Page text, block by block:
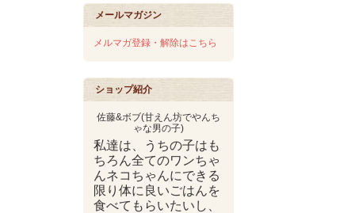
メールマガジン
メルマガ登録・解除はこちら
ショップ紹介
佐藤&ボブ(甘えん坊でやんち
ゃな男の子)
私達は、うちの子はも
ちろん全てのワンちゃ
んネコちゃんにできる
限り体に良いごはんを
食べてもらいたいし、